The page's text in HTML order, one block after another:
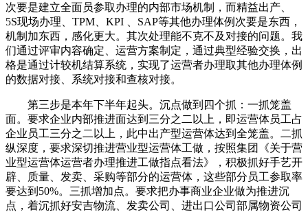
次要是建立全面员参取办理的内部市场机制，而精益出产、
5S现场办理、TPM、KPI 、SAP等其他办理体例次要是东西，
机制加东西，感化更大。其次处理能不克不及对接的问题。我
们通过评审内容确定、运营方案制定，通过典型经验交换，出
格是通过计较机结算系统，实现了运营者办理取其他办理体例
的数据对接、系统对接和查核对接。
第三步是本年下半年起头。沉点做到四个抓：一抓笼盖
面。要求企业内部推进面达到三分之二以上，即运营体员工占
企业员工三分之二以上，此中出产型运营体达到全笼盖。二抓
纵深度，要求深切推进营业型运营体工做，按照集团《关于营
业型运营体运营者办理推进工做指点看法》，积极抓好手艺开
辟、质量、发卖、采购等部分的运营体，这些部分员工参取率
要达到50%。三抓增加点。要求把办事商业企业做为推进沉
点，着沉抓好安吉物流、发卖公司、进出口公司部属物资公司